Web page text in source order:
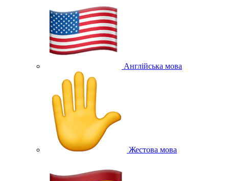
Англійська мова
Жестова мова